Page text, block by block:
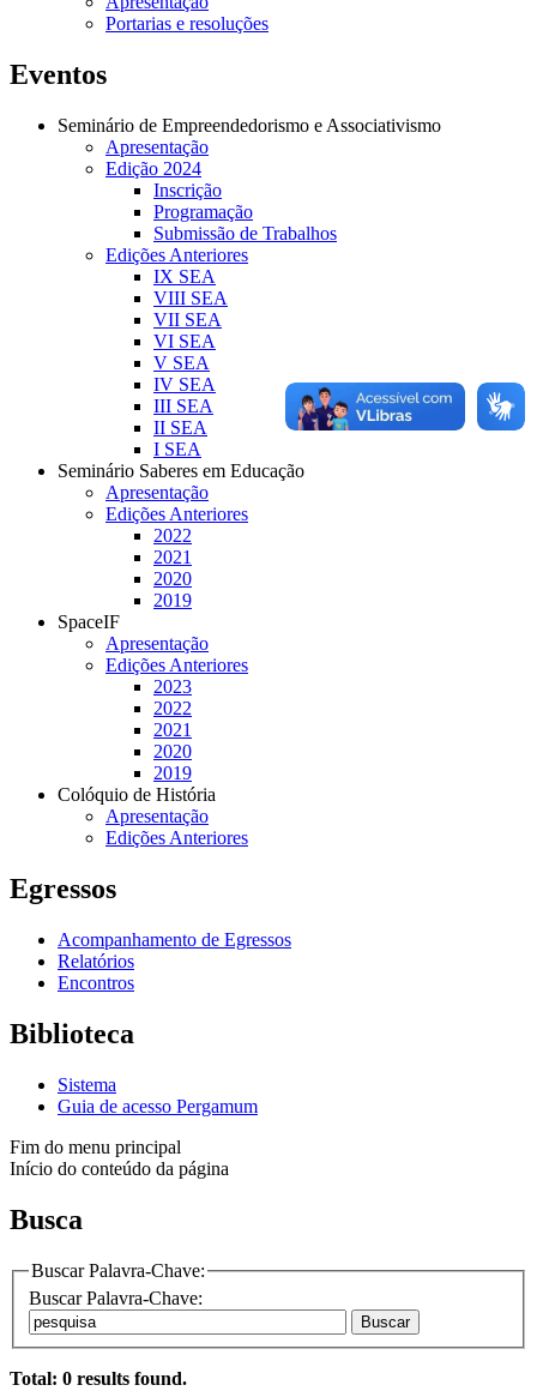
Portarias e resoluções
Eventos
Seminário de Empreendedorismo e Associativismo
Apresentação
Edição 2024
Inscrição
Programação
Submissão de Trabalhos
Edições Anteriores
IX SEA
VIII SEA
VII SEA
VI SEA
V SEA
IV SEA
III SEA
II SEA
I SEA
Seminário Saberes em Educação
Apresentação
Edições Anteriores
2022
2021
2020
2019
SpaceIF
Apresentação
Edições Anteriores
2023
2022
2021
2020
2019
Colóquio de História
Apresentação
Edições Anteriores
Egressos
Acompanhamento de Egressos
Relatórios
Encontros
Biblioteca
Sistema
Guia de acesso Pergamum
Fim do menu principal
Início do conteúdo da página
Busca
Buscar Palavra-Chave:
Buscar Palavra-Chave:
Buscar
Total: 0 results found.